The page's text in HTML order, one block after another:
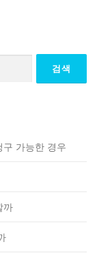
가능한 경우
까